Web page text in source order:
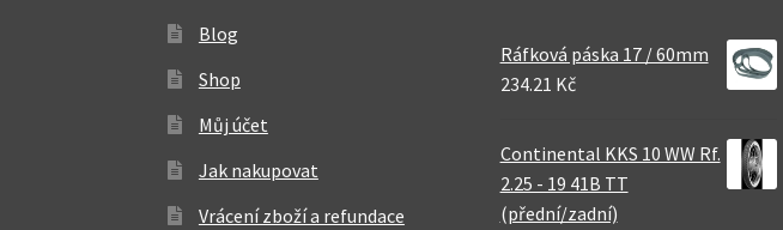
Blog
Shop
Můj účet
Jak nakupovat
Vrácení zboží a refundace
Ráfková páska 17 / 60mm
234.21 Kč
Continental KKS 10 WW Rf.
2.25 - 19 41B TT
(přední/zadní)